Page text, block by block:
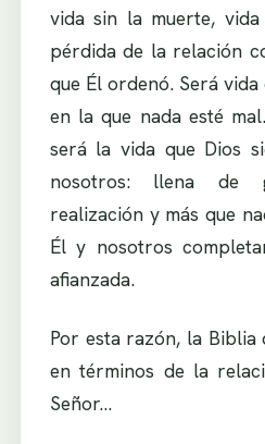
vida sin la muerte,
pérdida de la relación
que Él ordenó. Será
en la que nada esté
será la vida que Dios
nosotros: llena de
realización y más que
Él y nosotros
afianzada.
Por esta razón, la Biblia
en términos de la
Señor…